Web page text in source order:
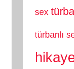
sex
türbanlı